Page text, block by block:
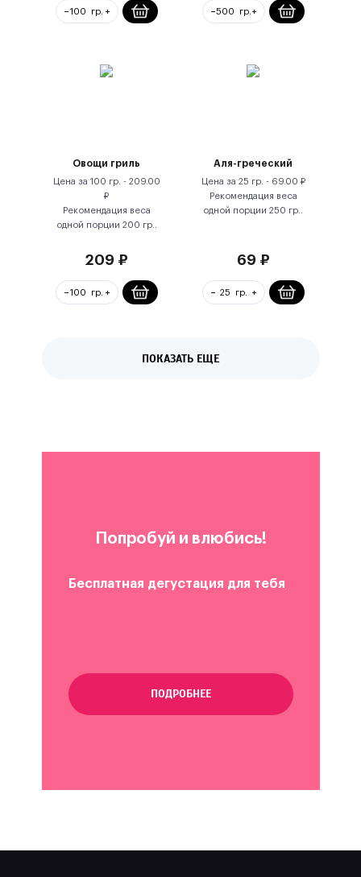
Овощи гриль
Цена за 100 гр. - 209.00
₽
Рекомендация веса
одной порции 200 гр.
209 ₽
Аля-греческий
Цена за 25 гр. - 69.00 ₽
Рекомендация веса
одной порции 250 гр.
69 ₽
ПОКАЗАТЬ ЕЩЕ
Попробуй и влюбись!
Бесплатная дегустация для тебя
ПОДРОБНЕЕ